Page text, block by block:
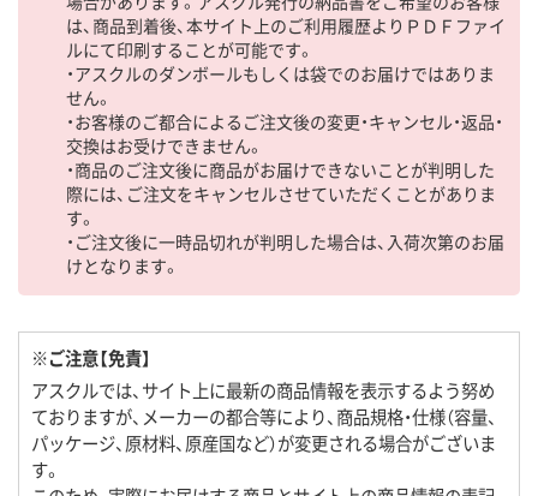
は、商品到着後、本サイト上のご利用履歴よりＰＤＦファイ
ルにて印刷することが可能です。
・アスクルのダンボールもしくは袋でのお届けではありま
せん。
・お客様のご都合によるご注文後の変更・キャンセル・返品・
交換はお受けできません。
・商品のご注文後に商品がお届けできないことが判明した
際には、ご注文をキャンセルさせていただくことがありま
す。
・ご注文後に一時品切れが判明した場合は、入荷次第のお届
けとなります。
※ご注意【免責】
アスクルでは、サイト上に最新の商品情報を表示するよう努め
ておりますが、メーカーの都合等により、商品規格・仕様（容量、
パッケージ、原材料、原産国など）が変更される場合がございま
す。